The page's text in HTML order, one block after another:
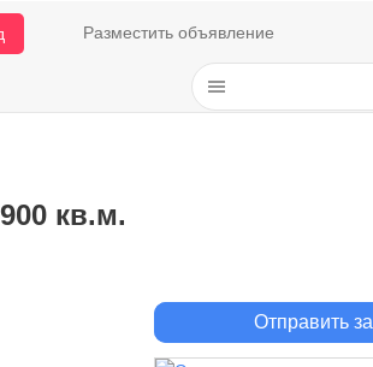
Разместить объявление
кв.м.
Отправить